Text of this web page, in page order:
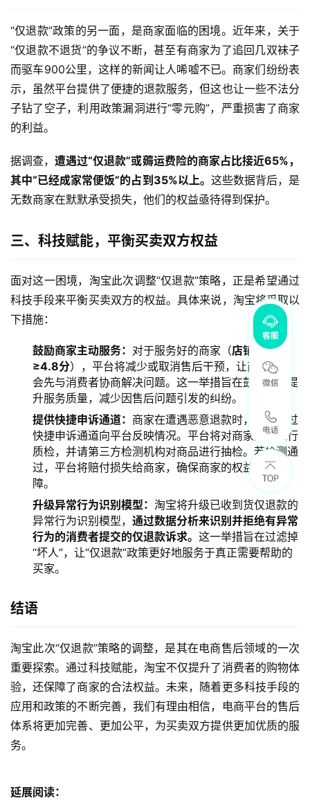
“仅退款”政策的另一面，是商家面临的困境。近年来，关于
“仅退款不退货”的争议不断，甚至有商家为了追回几双袜子
而驱车900公里，这样的新闻让人唏嘘不已。商家们纷纷表
示，虽然平台提供了便捷的退款服务，但这也让一些不法分
子钻了空子，利用政策漏洞进行“零元购”，严重损害了商家
的利益。
据调查，遭遇过“仅退款”或薅运费险的商家占比接近65%，
其中“已经成家常便饭”的占到35%以上。 这些数据背后，是
无数商家在默默承受损失，他们的权益亟待得到保护。
三、科技赋能，平衡买卖双方权益
面对这一困境，淘宝此次调整“仅退款”策略，正是希望通过
科技手段来平衡买卖双方的权益。具体来说，淘宝将采取以
下措施：
鼓励商家主动服务： 对于服务好的商家（店铺体验分
≥4.8分），平台将减少或取消售后干预，让商家有机
会先与消费者协商解决问题。这一举措旨在鼓励商家提
升服务质量，减少因售后问题引发的纠纷。
提供快捷申诉通道： 商家在遭遇恶意退款时，可以通过
快捷申诉通道向平台反映情况。平台将对商家服务进行
质检，并请第三方检测机构对商品进行抽检。若检测通
过，平台将赔付损失给商家，确保商家的权益得到保
障。
升级异常行为识别模型： 淘宝将升级已收到货仅退款的
异常行为识别模型， 通过数据分析来识别并拒绝有异常
行为的消费者提交的仅退款诉求。 这一举措旨在过滤掉
“坏人”，让“仅退款”政策更好地服务于真正需要帮助的
买家。
结语
淘宝此次“仅退款”策略的调整，是其在电商售后领域的一次
重要探索。通过科技赋能，淘宝不仅提升了消费者的购物体
验，还保障了商家的合法权益。未来，随着更多科技手段的
应用和政策的不断完善，我们有理由相信，电商平台的售后
体系将更加完善、更加公平，为买卖双方提供更加优质的服
务。
延展阅读：